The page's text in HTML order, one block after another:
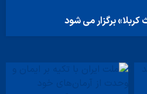
برگزار می شود